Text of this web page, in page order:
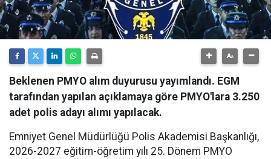
Beklenen PMYO alım duyurusu yayımlandı. EGM
tarafından yapılan açıklamaya göre PMYO'lara 3.250
adet polis adayı alımı yapılacak.
Emniyet Genel Müdürlüğü Polis Akademisi Başkanlığı,
2026-2027 eğitim-öğretim yılı 25. Dönem PMYO